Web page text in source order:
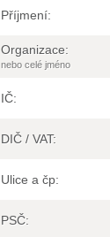
Příjmení:
Organizace:
nebo celé jméno
IČ:
DIČ / VAT:
Ulice a čp:
PSČ: